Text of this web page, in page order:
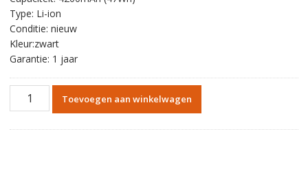
Type: Li-ion
Conditie: nieuw
Kleur:zwart
Garantie: 1 jaar
Originele
batterij
Toevoegen aan winkelwagen